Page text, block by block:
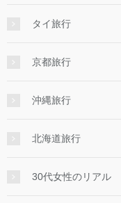
タイ旅行
京都旅行
沖縄旅行
北海道旅行
30代女性のリアル